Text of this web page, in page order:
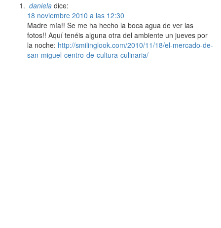
daniela dice:
18 noviembre 2010 a las 12:30
Madre mía!! Se me ha hecho la boca agua de ver las
fotos!! Aquí tenéis alguna otra del ambiente un jueves por
la noche: http://smilinglook.com/2010/11/18/el-mercado-de-
san-miguel-centro-de-cultura-culinaria/